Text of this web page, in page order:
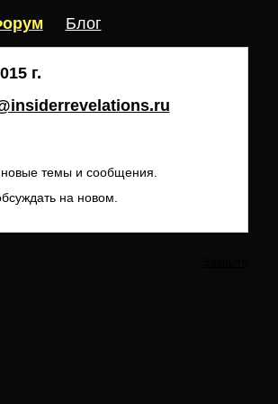
Блог
г.
темы и сообщения.
на новом.